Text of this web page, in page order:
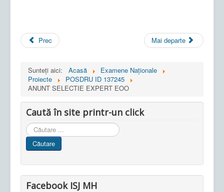
Prec Mai departe
Sunteți aici: Acasă
Examene Naționale
Proiecte
POSDRU ID 137245
ANUNT SELECTIE EXPERT EOO
Caută în site printr-un click
Cauta
in
site
Căutare
Facebook ISJ MH